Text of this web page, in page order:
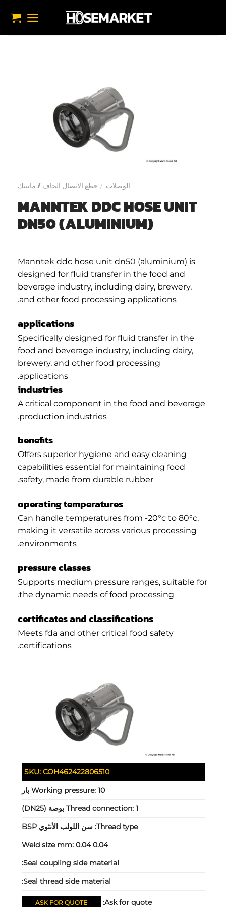
الوصلات / قطع الاتصال الجاف / ماننتك
MANNTEK DDC HOSE UNIT
DN50 (ALUMINIUM)
Manntek ddc hose unit dn50 (aluminium) is
designed for fluid transfer in the food and
beverage industry, including dairy, brewery,
and other food processing applications.
applications
Specifically designed for fluid transfer in the
food and beverage industry, including dairy,
brewery, and other food processing
applications.
industries
A critical component in the food and beverage
production industries.
benefits
Offers superior hygiene and easy cleaning
capabilities essential for maintaining food
safety, made from durable rubber.
operating temperatures
Can handle temperatures from -20°c to 80°c,
making it versatile across various processing
environments.
pressure classes
Supports medium pressure ranges, suitable for
the dynamic needs of food processing.
certificates and classifications
Meets fda and other critical food safety
certifications.
SKU: COH462422806510
Working pressure: 10 بار
Thread connection: 1 بوصة (DN25)
Thread type: سن اللولب الأنثوي BSP
Weld size mm: 0.04 0.04
Seal coupling side material:
Seal thread side material:
Ask for quote:
ASK FOR QUOTE